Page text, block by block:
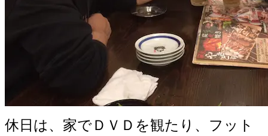
休日は、家でＤＶＤを観たり、フット